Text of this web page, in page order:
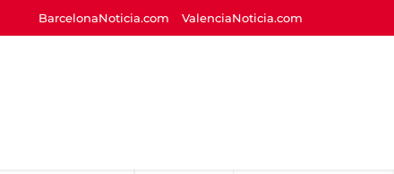
BarcelonaNoticia.com ValenciaNoticia.com